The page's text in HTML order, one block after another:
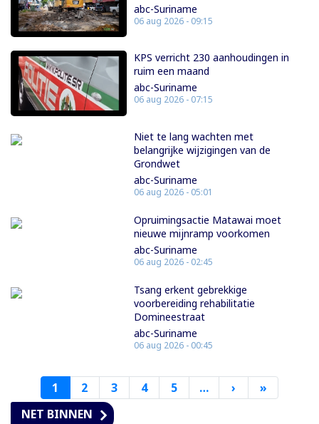
abc-Suriname
06 aug 2026 - 09:15
KPS verricht 230 aanhoudingen in
ruim een maand
abc-Suriname
06 aug 2026 - 07:15
Niet te lang wachten met
belangrijke wijzigingen van de
Grondwet
abc-Suriname
06 aug 2026 - 05:01
Opruimingsactie Matawai moet
nieuwe mijnramp voorkomen
abc-Suriname
06 aug 2026 - 02:45
Tsang erkent gebrekkige
voorbereiding rehabilitatie
Domineestraat
abc-Suriname
06 aug 2026 - 00:45
1 2 3 4 5 … › Volgende
pagina
»
pagina
NET BINNEN